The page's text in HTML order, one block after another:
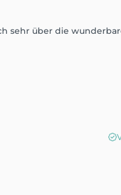
sehr über die